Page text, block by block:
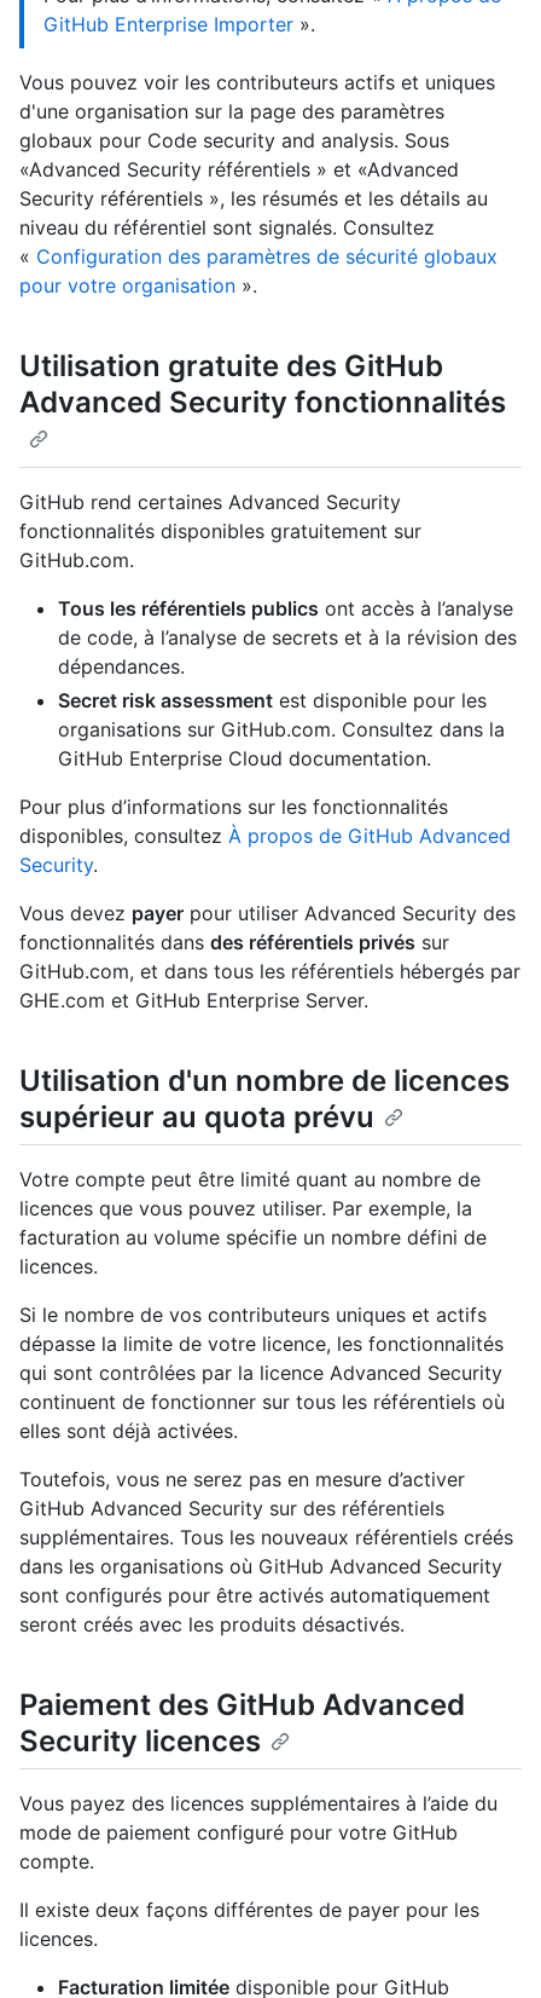
GitHub Enterprise Importer ».
Vous pouvez voir les contributeurs actifs et uniques
d'une organisation sur la page des paramètres
globaux pour Code security and analysis. Sous
«Advanced Security référentiels » et «Advanced
Security référentiels », les résumés et les détails au
niveau du référentiel sont signalés. Consultez
« Configuration des paramètres de sécurité globaux
pour votre organisation ».
Utilisation gratuite des GitHub
Advanced Security fonctionnalités
GitHub rend certaines Advanced Security
fonctionnalités disponibles gratuitement sur
GitHub.com.
Tous les référentiels publics ont accès à l’analyse
de code, à l’analyse de secrets et à la révision des
dépendances.
Secret risk assessment est disponible pour les
organisations sur GitHub.com. Consultez dans la
GitHub Enterprise Cloud documentation.
Pour plus d’informations sur les fonctionnalités
disponibles, consultez À propos de GitHub Advanced
Security.
Vous devez payer pour utiliser Advanced Security des
fonctionnalités dans des référentiels privés sur
GitHub.com, et dans tous les référentiels hébergés par
GHE.com et GitHub Enterprise Server.
Utilisation d'un nombre de licences
supérieur au quota prévu
Votre compte peut être limité quant au nombre de
licences que vous pouvez utiliser. Par exemple, la
facturation au volume spécifie un nombre défini de
licences.
Si le nombre de vos contributeurs uniques et actifs
dépasse la limite de votre licence, les fonctionnalités
qui sont contrôlées par la licence Advanced Security
continuent de fonctionner sur tous les référentiels où
elles sont déjà activées.
Toutefois, vous ne serez pas en mesure d’activer
GitHub Advanced Security sur des référentiels
supplémentaires. Tous les nouveaux référentiels créés
dans les organisations où GitHub Advanced Security
sont configurés pour être activés automatiquement
seront créés avec les produits désactivés.
Paiement des GitHub Advanced
Security licences
Vous payez des licences supplémentaires à l’aide du
mode de paiement configuré pour votre GitHub
compte.
Il existe deux façons différentes de payer pour les
licences.
Facturation limitée disponible pour GitHub